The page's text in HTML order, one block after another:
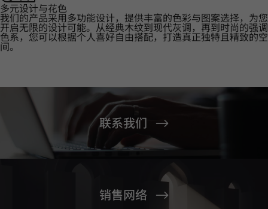
多元设计与花色
我们的产品采用多功能设计，提供丰富的色彩与图案选择，为您
开启无限的设计可能。从经典木纹到现代灰调，再到时尚的强调
色系，您可以根据个人喜好自由搭配，打造真正独特且精致的空
间。
联系我们
销售网络